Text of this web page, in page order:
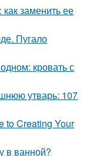
заменить ее
Пугало
кровать с
утварь: 107
to Creating Your
в ванной?